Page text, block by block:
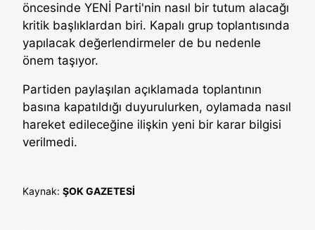
öncesinde YENİ Parti'nin nasıl bir tutum alacağı
kritik başlıklardan biri. Kapalı grup toplantısında
yapılacak değerlendirmeler de bu nedenle
önem taşıyor.
Partiden paylaşılan açıklamada toplantının
basına kapatıldığı duyurulurken, oylamada nasıl
hareket edileceğine ilişkin yeni bir karar bilgisi
verilmedi.
Kaynak: ŞOK GAZETESİ